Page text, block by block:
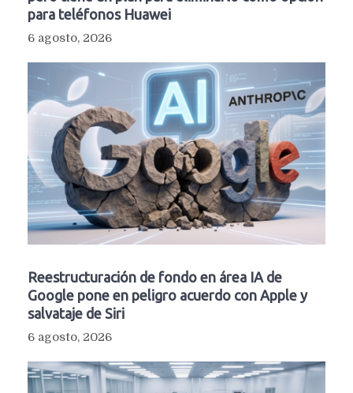
para teléfonos Huawei
6 agosto, 2026
Reestructuración de fondo en área IA de
Google pone en peligro acuerdo con Apple y
salvataje de Siri
6 agosto, 2026